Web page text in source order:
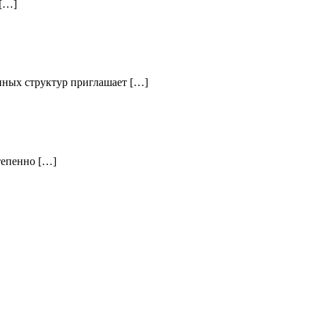
[…]
структур приглашает […]
[…]